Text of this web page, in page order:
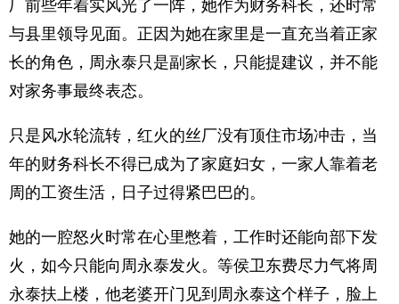
厂前些年着实风光了一阵，她作为财务科长，还时常
与县里领导见面。正因为她在家里是一直充当着正家
长的角色，周永泰只是副家长，只能提建议，并不能
对家务事最终表态。
只是风水轮流转，红火的丝厂没有顶住市场冲击，当
年的财务科长不得已成为了家庭妇女，一家人靠着老
周的工资生活，日子过得紧巴巴的。
她的一腔怒火时常在心里憋着，工作时还能向部下发
火，如今只能向周永泰发火。等侯卫东费尽力气将周
永泰扶上楼，他老婆开门见到周永泰这个样子，脸上